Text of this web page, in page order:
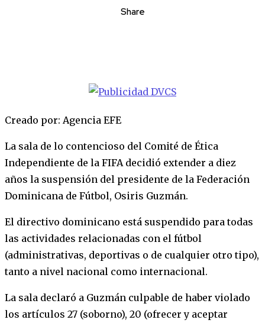
Share
Creado por: Agencia EFE
La sala de lo contencioso del Comité de Ética
Independiente de la FIFA decidió extender a diez
años la suspensión del presidente de la Federación
Dominicana de Fútbol, Osiris Guzmán.
El directivo dominicano está suspendido para todas
las actividades relacionadas con el fútbol
(administrativas, deportivas o de cualquier otro tipo),
tanto a nivel nacional como internacional.
La sala declaró a Guzmán culpable de haber violado
los artículos 27 (soborno), 20 (ofrecer y aceptar